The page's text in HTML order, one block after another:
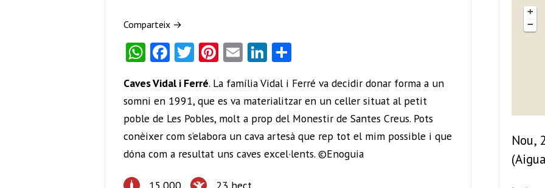
Comparteix →
W
ts
A
p
p
Fa
b
o
o
k
T
itt
er
Pi
er
es
t
E
ai
l
Li
e
dI
n
re
Caves Vidal i Ferré. La família Vidal i Ferré va decidir donar forma a un
somni en 1991, que es va materialitzar en un celler situat al petit
poble de Les Pobles, molt a prop del Monestir de Santes Creus. Pots
conèixer com s’elabora un cava artesà que rep tot el mim possible i que
dóna com a resultat uns caves excel·lents. ©Enoguia
+
−
Nou,